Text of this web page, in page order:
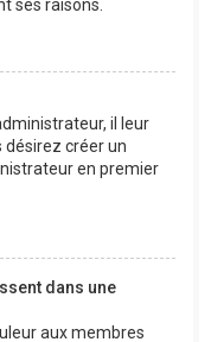
ses raisons.
il leur
désirez créer un
en premier
dans une
aux membres